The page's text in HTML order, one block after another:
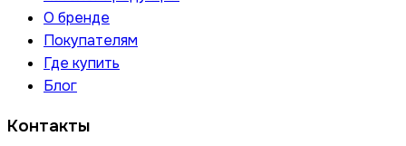
О бренде
Покупателям
Где купить
Блог
Контакты